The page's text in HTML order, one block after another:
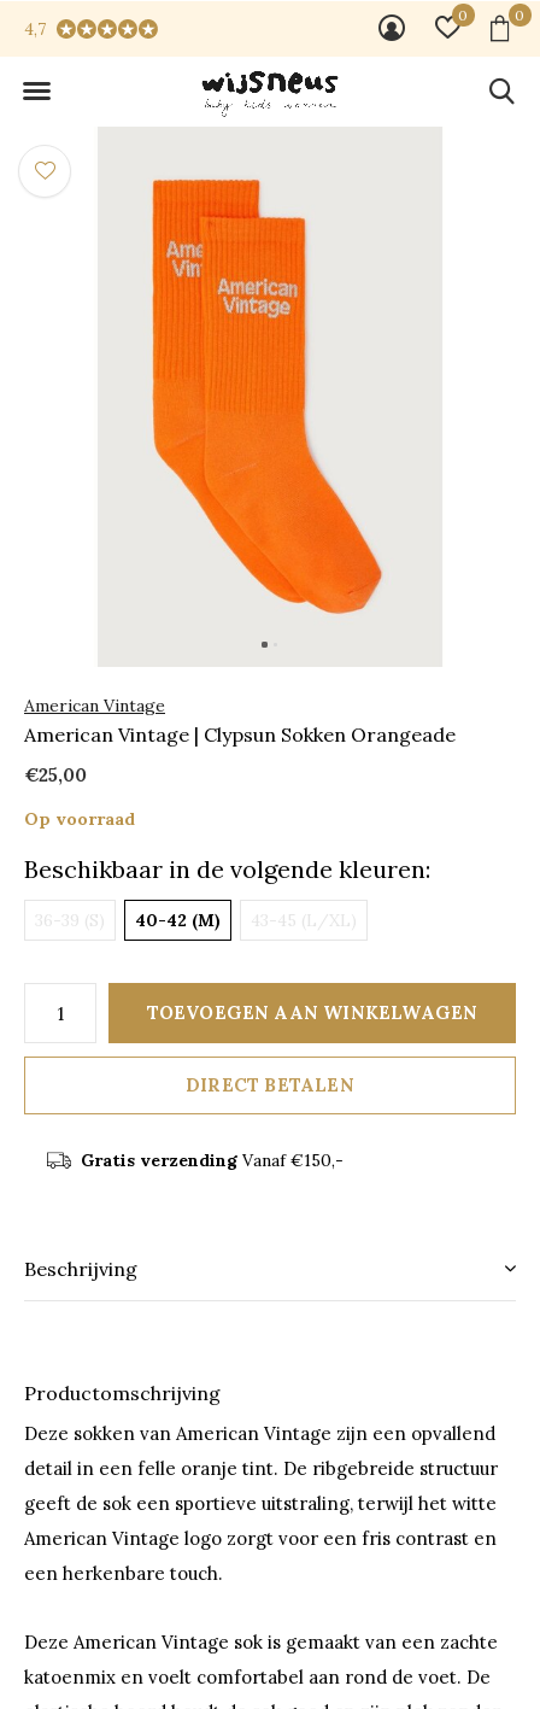
0 0
4,7
American Vintage
American Vintage | Clypsun Sokken Orangeade
€25,00
Op voorraad
Beschikbaar in de volgende kleuren:
36-39 (S) 40-42 (M) 43-45 (L/XL)
TOEVOEGEN AAN WINKELWAGEN
DIRECT BETALEN
Gratis verzendingVanaf €150,-
Beschrijving
Productomschrijving
Deze sokken van American Vintage zijn een opvallend
detail in een felle oranje tint. De ribgebreide structuur
geeft de sok een sportieve uitstraling, terwijl het witte
American Vintage logo zorgt voor een fris contrast en
een herkenbare touch.
Deze American Vintage sok is gemaakt van een zachte
katoenmix en voelt comfortabel aan rond de voet. De